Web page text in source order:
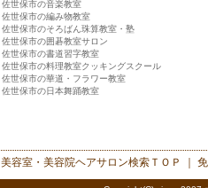
佐世保市の音楽教室
佐世保市の編み物教室
佐世保市のそろばん珠算教室・塾
佐世保市の囲碁教室サロン
佐世保市の書道習字教室
佐世保市の料理教室クッキングスクール
佐世保市の華道・フラワー教室
佐世保市の日本舞踊教室
美容室・美容院ヘアサロン検索 ＴＯＰ ｜